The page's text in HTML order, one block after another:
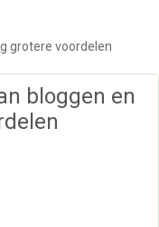
grotere voordelen
bloggen en